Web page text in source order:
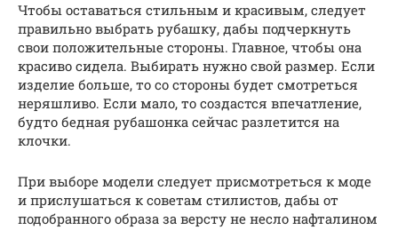
Чтобы оставаться стильным и красивым, следует
правильно выбрать рубашку, дабы подчеркнуть
свои положительные стороны. Главное, чтобы она
красиво сидела. Выбирать нужно свой размер. Если
изделие больше, то со стороны будет смотреться
неряшливо. Если мало, то создастся впечатление,
будто бедная рубашонка сейчас разлетится на
клочки.
При выборе модели следует присмотреться к моде
и прислушаться к советам стилистов, дабы от
подобранного образа за версту не несло нафталином